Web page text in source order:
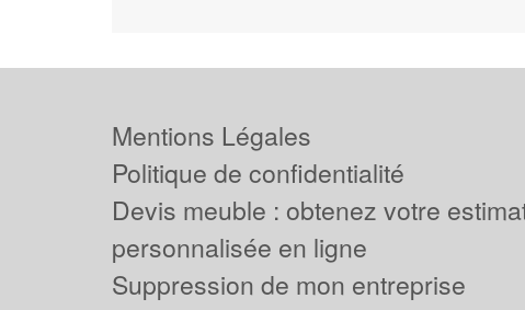
Mentions Légales
Politique de confidentialité
Devis meuble : obtenez votre
personnalisée en ligne
Suppression de mon entreprise